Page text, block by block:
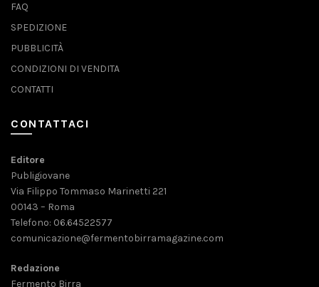
FAQ
SPEDIZIONE
PUBBLICITÀ
CONDIZIONI DI VENDITA
CONTATTI
CONTATTACI
Editore
Publigiovane
Via Filippo Tommaso Marinetti 221
00143 – Roma
Telefono: 06.64522577
comunicazione@fermentobirramagazine.com
Redazione
Fermento Birra